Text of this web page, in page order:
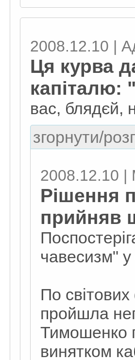
2008.12.10 |
Ця курва
капіталю:
вас, блядєй,
згорнути/
2008.12.10 |
Рішення
прийняв
чавесизм"
По
пройшла
Тимошенко
винятком